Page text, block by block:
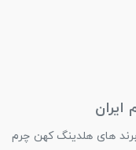
برند های هلدینگ کهن چرم